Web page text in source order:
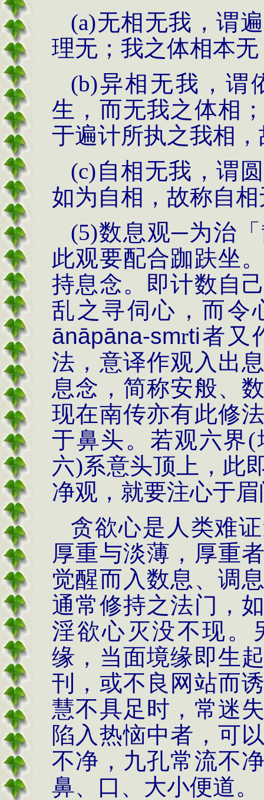
(a)无相无我，谓
理无；我之体相本
(b)异相无我，谓
生，而无我之体相
于遍计所执之我相
(c)自相无我，谓
如为自相，故称自
(5)数息观─为治
此观要配合跏趺坐
持息念。即计数自
乱之寻伺心，而令
ānāpāna-smrti者 又
法，意译作观入出
息念，简称安般、
现在南传亦有此修
于鼻头。若观六界(
六)系意头顶上，此
净观，就要注心于
贪欲心是人类难
厚重与淡薄，厚重
觉醒而入数息、调
通常修持之法门，
淫欲心灭没不现。
缘，当面境缘即生
刊，或不良网站而
慧不具足时，常迷
陷入热恼中者，可
不净，九孔常流不
鼻、口、大小便道。